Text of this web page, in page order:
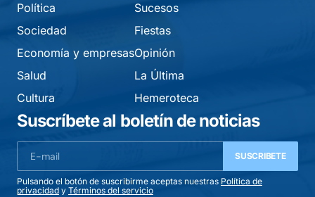
Política
Sociedad
Economía y empresas
Salud
Cultura
Sucesos
Fiestas
Opinión
La Última
Hemeroteca
Suscríbete al boletín de noticias
SUSCRIBETE
Pulsando el botón de suscribirme aceptas nuestras Política de
privacidad y Términos del servicio